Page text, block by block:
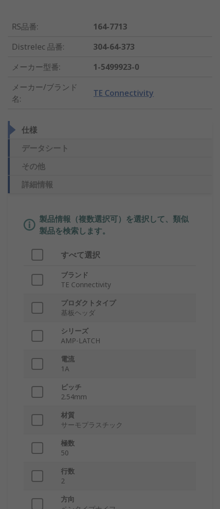
RS品番:
164-7713
Distrelec 品番:
304-64-373
メーカー型番:
1-5499923-0
メーカー/ブランド
名:
TE Connectivity
仕様
データシート
その他
詳細情報
製品情報（複数選択可）を選択して、類似
製品を検索します。
すべて選択
ブランド
TE Connectivity
プロダクトタイプ
基板ヘッダ
シリーズ
AMP-LATCH
電流
1A
ピッチ
2.54mm
材質
サーモプラスチック
極数
50
行数
2
方向